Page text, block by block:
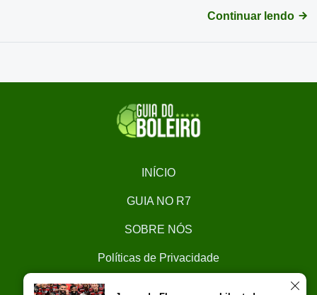
Continuar lendo
INÍCIO
GUIA NO R7
SOBRE NÓS
Políticas de Privacidade